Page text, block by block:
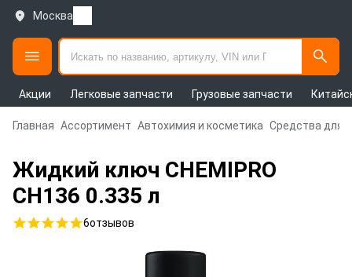
Москва
Акции Легковые запчасти Грузовые запчасти
Главная Ассортимент Автохимия и косметика Средства для
Жидкий ключ CHEMIPRO
CH136 0.335 л
6отзывов